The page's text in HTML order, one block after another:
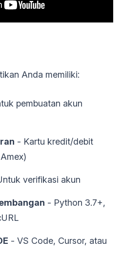
Anda memiliki:
pembuatan akun
- Kartu kredit/debit
verifikasi akun
- Python 3.7+,
- VS Code, Cursor, atau